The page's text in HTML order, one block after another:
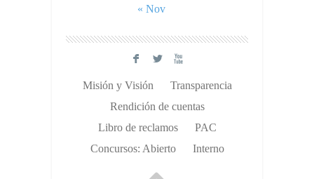
« Nov
F L X
Misión y Visión
Transparencia
Rendición de cuentas
Libro de reclamos
PAC
Concursos: Abierto
Interno